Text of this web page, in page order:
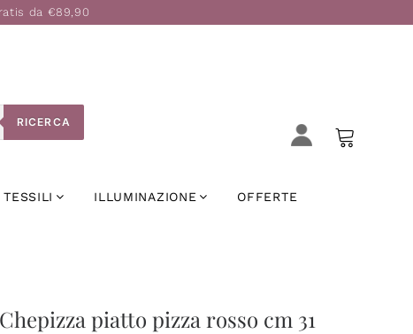
da €89,90
RICERCA
TESSILI ILLUMINAZIONE OFFERTE
piatto pizza rosso cm 31